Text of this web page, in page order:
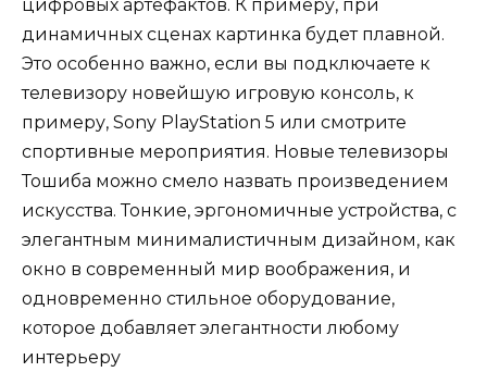
цифровых артефактов. К примеру, при
динамичных сценах картинка будет плавной.
Это особенно важно, если вы подключаете к
телевизору новейшую игровую консоль, к
примеру, Sony PlayStation 5 или смотрите
спортивные мероприятия. Новые телевизоры
Тошиба можно смело назвать произведением
искусства. Тонкие, эргономичные устройства, с
элегантным минималистичным дизайном, как
окно в современный мир воображения, и
одновременно стильное оборудование,
которое добавляет элегантности любому
интерьеру